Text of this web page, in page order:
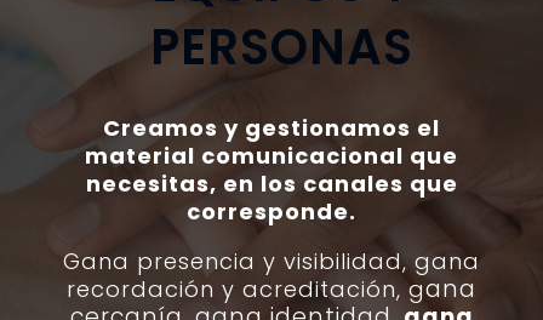
PERSONAS
Creamos y gestionamos el
material comunicacional que
necesitas, en los canales que
corresponde.
Gana presencia y visibilidad, gana
recordación y acreditación, gana